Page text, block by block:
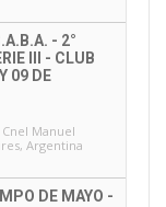
- 2°
III - CLUB
09 DE
Cnel Manuel
Argentina
DE MAYO -